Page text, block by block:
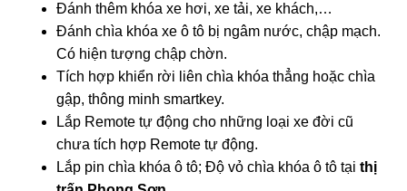
Đánh thêm khóa xe hơi, xe tải, xe khách,…
Đánh chìa khóa xe ô tô bị ngâm nước, chập mạch.
Có hiện tượng chập chờn.
Tích hợp khiển rời liên chìa khóa thẳng hoặc chìa
gập, thông minh smartkey.
Lắp Remote tự động cho những loại xe đời cũ
chưa tích hợp Remote tự động.
Lắp pin chìa khóa ô tô; Độ vỏ chìa khóa ô tô tạithị